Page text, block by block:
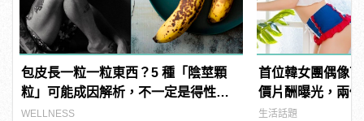
包皮長一粒一粒東西？5 種「陰莖顆
粒」可能成因解析，不一定是得性
病！
WELLNESS
首位韓女團偶像
價片酬曝光，兩
生活話題